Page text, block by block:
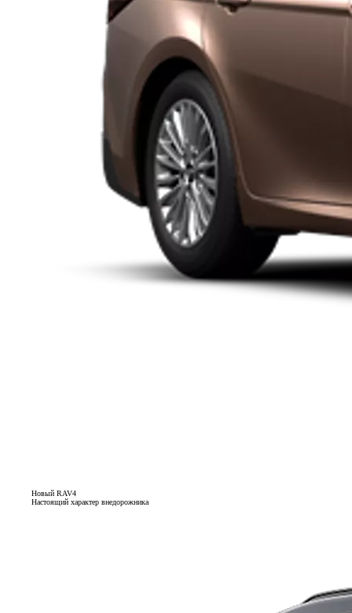
Новый RAV4
Настоящий характер внедорожника